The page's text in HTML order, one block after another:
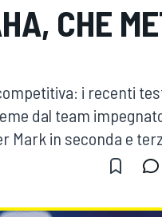
CHE
i recenti
dal team
Mark in seconda e